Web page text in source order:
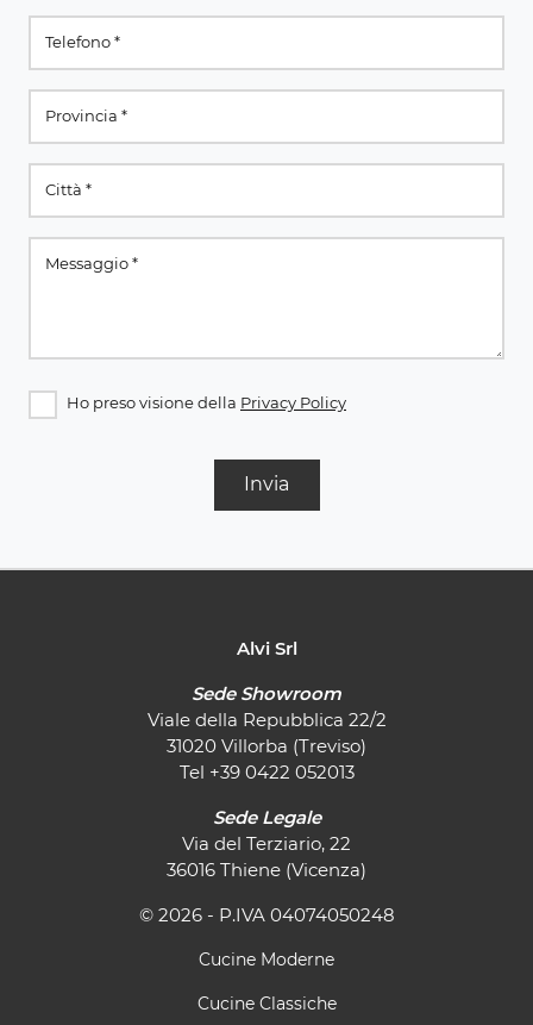
Ho preso visione della Privacy Policy
Invia
Alvi Srl
Sede Showroom
Viale della Repubblica 22/2
31020 Villorba (Treviso)
Tel +39 0422 052013
Sede Legale
Via del Terziario, 22
36016 Thiene (Vicenza)
© 2026 - P.IVA 04074050248
Cucine Moderne
Cucine Classiche